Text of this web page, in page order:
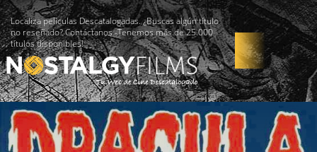
Localiza películas Descatalogadas. ¿Buscas algún título
no reseñado? Contáctanos -Tenemos más de 25.000
títulos disponibles!